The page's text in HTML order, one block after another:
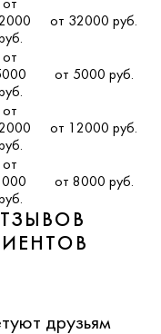
от
от 32000 руб.
от
от 5000 руб.
от
от 12000 руб.
от
от 8000 руб.
друзьям